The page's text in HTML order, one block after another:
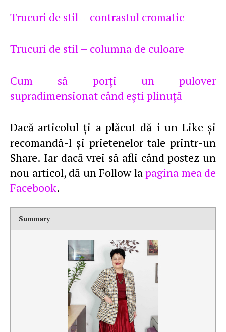
Trucuri de stil – contrastul cromatic
Trucuri de stil – columna de culoare
Cum să porţi un pulover
supradimensionat când eşti plinuţă
Dacă articolul ţi-a plăcut dă-i un Like şi
recomandă-l şi prietenelor tale printr-un
Share. Iar dacă vrei să afli când postez un
nou articol, dă un Follow lapagina mea de
Facebook.
Summary